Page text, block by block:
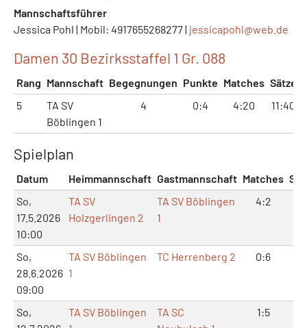
Mannschaftsführer
Jessica Pohl | Mobil: 4917655268277 | jessicapohl@web.de
Damen 30 Bezirksstaffel 1 Gr. 088
Rang Mannschaft Begegnungen Punkte Matches Sätze
5
TA SV
Böblingen 1
4 0:4 4:20 11:40
Spielplan
Datum Heimmannschaft Gastmannschaft Matches
So,
17.5.2026
10:00
TA SV
Holzgerlingen 2
TA SV Böblingen
1
4:2
So,
28.6.2026
09:00
TA SV Böblingen
1
TC Herrenberg 2 0:6
So,
TA SV Böblingen
TA SC
1:5